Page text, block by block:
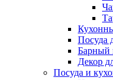
Посуда
Барный
Декор
Посуда и